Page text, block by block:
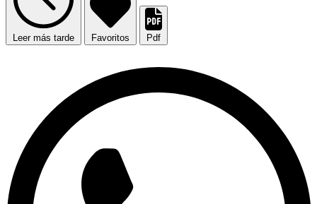
Leer más tarde Favoritos Pdf